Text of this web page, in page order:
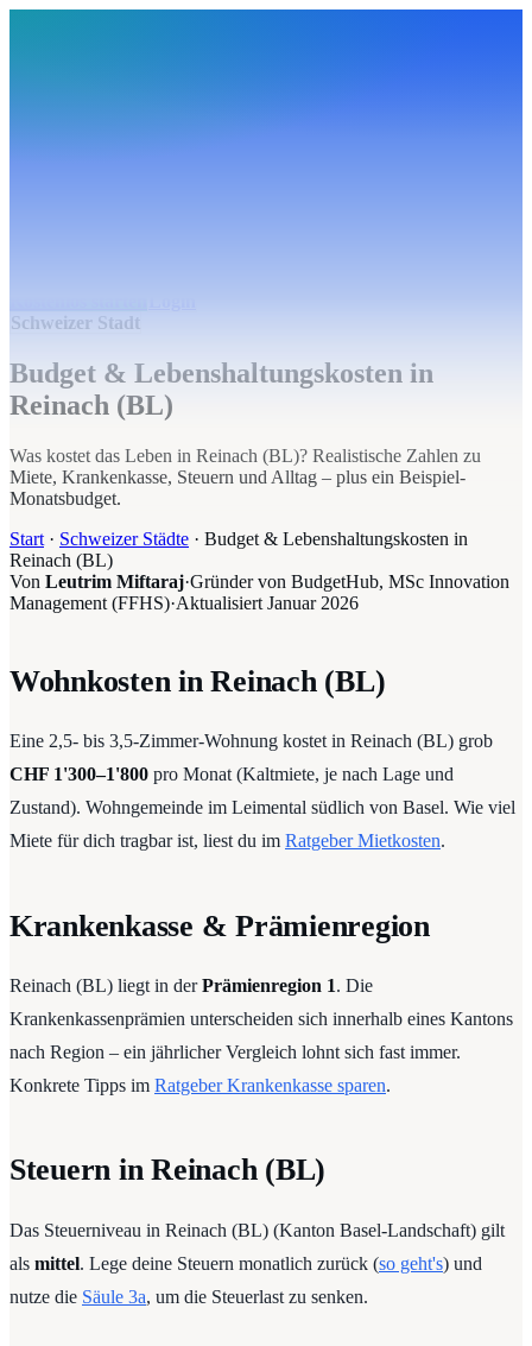
Schweizer Stadt
Budget & Lebenshaltungskosten in
Reinach (BL)
Was kostet das Leben in Reinach (BL)? Realistische Zahlen zu
Miete, Krankenkasse, Steuern und Alltag – plus ein Beispiel-
Monatsbudget.
Start · Schweizer Städte · Budget & Lebenshaltungskosten in
Reinach (BL)
Von Leutrim Miftaraj·Gründer von BudgetHub, MSc Innovation
Management (FFHS)·Aktualisiert Januar 2026
Wohnkosten in Reinach (BL)
Eine 2,5- bis 3,5-Zimmer-Wohnung kostet in Reinach (BL) grob
CHF 1'300–1'800 pro Monat (Kaltmiete, je nach Lage und
Zustand). Wohngemeinde im Leimental südlich von Basel. Wie viel
Miete für dich tragbar ist, liest du im Ratgeber Mietkosten.
Krankenkasse & Prämienregion
Reinach (BL) liegt in derPrämienregion 1. Die
Krankenkassenprämien unterscheiden sich innerhalb eines Kantons
nach Region – ein jährlicher Vergleich lohnt sich fast immer.
Konkrete Tipps im Ratgeber Krankenkasse sparen.
Steuern in Reinach (BL)
Das Steuerniveau in Reinach (BL) (Kanton Basel-Landschaft) gilt
als mittel. Lege deine Steuern monatlich zurück (so geht's) und
nutze die Säule 3a, um die Steuerlast zu senken.